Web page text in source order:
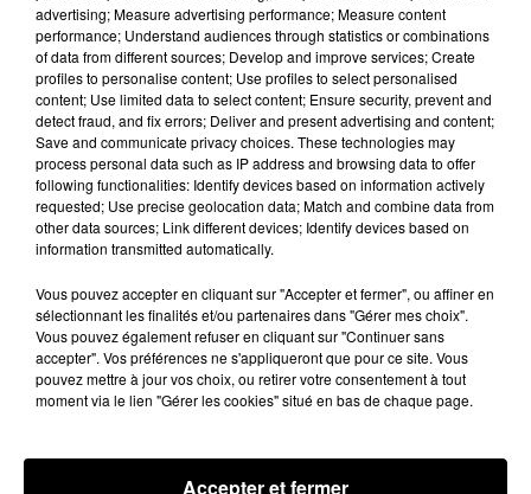
Gambi a également comptabilisé d'énormes
chiffres sur Youtube avec plus de 1,8 million de
vues en 24h grâce à ce nouveau clip, qui est
aujourd'hui à plus de 70 millions de visionnages.
Gambi tease un nouveau
morceau
Fort de tous ces succès, Gambi vient de dévoiler,
en story Instagram, l'extrait d'un titre inédit,
fans ont ainsi pu le voir en train de s'amuser sur
ce nouveau morceau.
Gambi vient de partager un nouveau son sur
Instagram.
advertising; Measure advertising performance; Measure content
performance; Understand audiences through statistics or combinations
of data from different sources; Develop and improve services; Create
profiles to personalise content; Use profiles to select personalised
content; Use limited data to select content; Ensure security, prevent and
detect fraud, and fix errors; Deliver and present advertising and content;
Save and communicate privacy choices. These technologies may
process personal data such as IP address and browsing data to offer
following functionalities: Identify devices based on information actively
requested; Use precise geolocation data; Match and combine data from
other data sources; Link different devices; Identify devices based on
information transmitted automatically.
Vous pouvez accepter en cliquant sur "Accepter et fermer", ou affiner en
sélectionnant les finalités et/ou partenaires dans "Gérer mes choix".
Vous pouvez également refuser en cliquant sur "Continuer sans
accepter". Vos préférences ne s'appliqueront que pour ce site. Vous
pouvez mettre à jour vos choix, ou retirer votre consentement à tout
moment via le lien "Gérer les cookies" situé en bas de chaque page.
Accepter et fermer